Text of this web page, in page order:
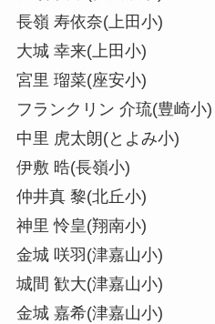
長嶺 寿依奈(上田小)
大城 幸来(上田小)
宮里 瑠菜(座安小)
フランクリン 介琉(豊崎小)
中里 虎太朗(とよみ小)
伊敷 晧(長嶺小)
仲井真 黎(北丘小)
神里 怜皇(翔南小)
金城 咲羽(津嘉山小)
城間 歓大(津嘉山小)
金城 嘉希(津嘉山小)